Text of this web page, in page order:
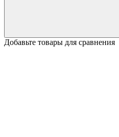
Добавьте товары для сравнения